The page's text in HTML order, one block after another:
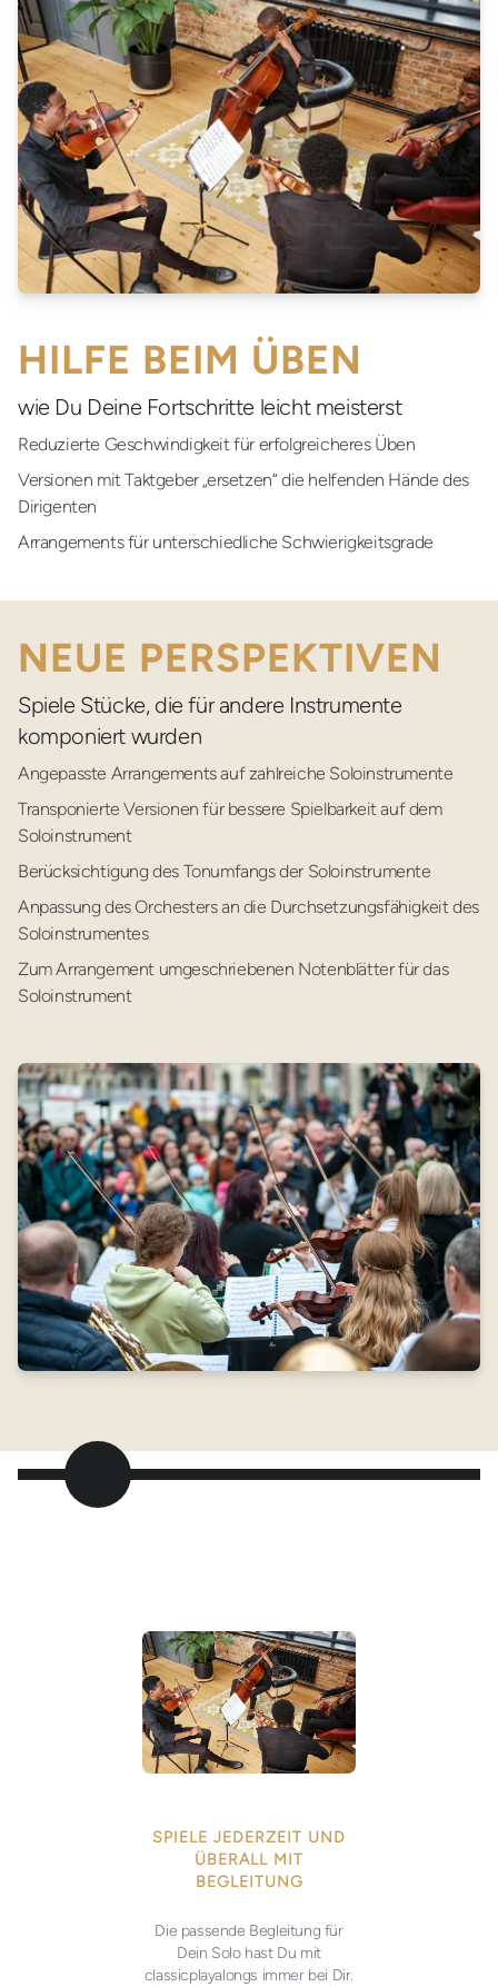
HILFE BEIM ÜBEN
wie Du Deine Fortschritte leicht meisterst
Reduzierte Geschwindigkeitfür erfolgreicheres Üben
Versionen mit Taktgeber „ersetzen“ die helfenden Hände des
Dirigenten
Arrangements für unterschiedliche Schwierigkeitsgrade
NEUE PERSPEKTIVEN
Spiele Stücke, die für andere Instrumente
komponiert wurden
Angepasste Arrangements aufzahlreiche Soloinstrumente
Transponierte Versionen für bessere Spielbarkeitauf dem
Soloinstrument
Berücksichtigung des Tonumfangsder Soloinstrumente
Anpassung des Orchestersan die Durchsetzungsfähigkeit des
Soloinstrumentes
Zum Arrangement umgeschriebenen Notenblätterfür das
Soloinstrument
SPIELE JEDERZEIT UND
ÜBERALL MIT
BEGLEITUNG
Die passende Begleitung für
Dein Solo hast Du mit
classicplayalongs immer bei Dir.